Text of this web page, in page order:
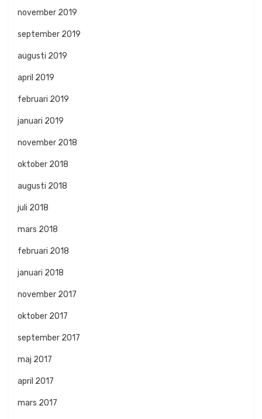
november 2019
september 2019
augusti 2019
april 2019
februari 2019
januari 2019
november 2018
oktober 2018
augusti 2018
juli 2018
mars 2018
februari 2018
januari 2018
november 2017
oktober 2017
september 2017
maj 2017
april 2017
mars 2017